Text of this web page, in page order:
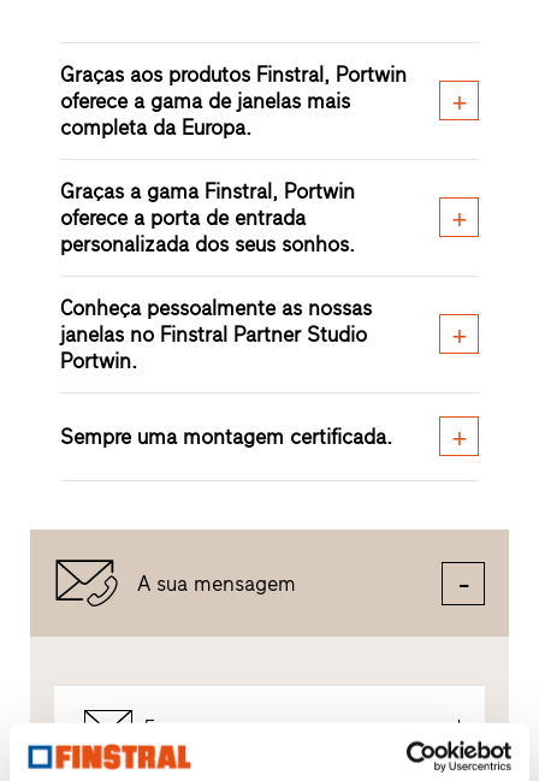
Graças aos produtos Finstral, Portwin
oferece a gama de janelas mais
completa da Europa.
Graças a gama Finstral, Portwin
oferece a porta de entrada
personalizada dos seus sonhos.
Conheça pessoalmente as nossas
janelas no Finstral Partner Studio
Portwin.
Sempre uma montagem certificada.
A sua mensagem
Escrever uma mensagem